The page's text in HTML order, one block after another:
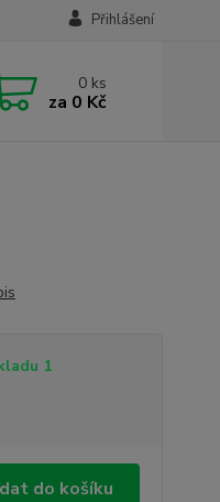
Přihlášení
0 ks
za 0 Kč
1
do košíku